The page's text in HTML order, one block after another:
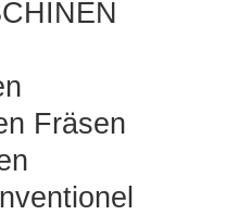
Fräsen